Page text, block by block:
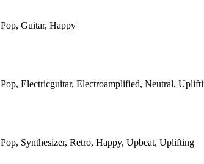
Pop, Guitar, Happy
Pop, Electricguitar, Electroamplified, Neutral,
Pop, Synthesizer, Retro, Happy, Upbeat, Uplifting